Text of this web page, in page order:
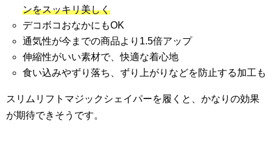
ンをスッキリ美しく
デコボコおなかにもOK
通気性が今までの商品より1.5倍アップ
伸縮性がいい素材で、快適な着心地
食い込みやずり落ち、ずり上がりなどを防止する加工も
スリムリフトマジックシェイパーを履くと、かなりの効果
が期待できそうです。